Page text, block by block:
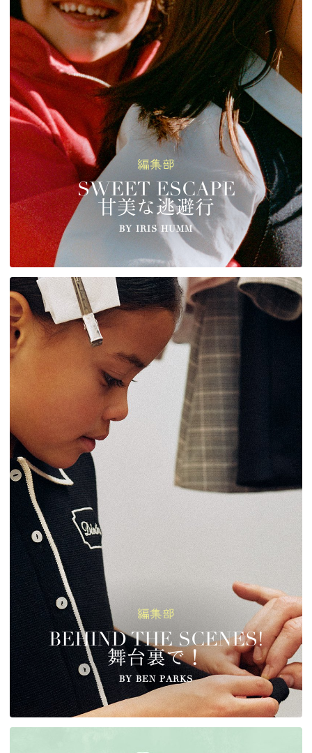
編集部
SWEET ESCAPE
甘美な逃避行
BY IRIS HUMM
編集部
BEHIND THE SCENES!
舞台裏で！
BY BEN PARKS